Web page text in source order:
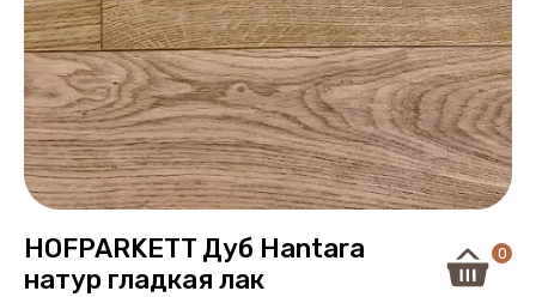
HOFPARKETT Дуб Hantara
натур гладкая лак
0